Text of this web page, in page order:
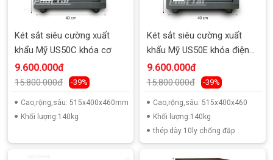
Két sắt siêu cường xuất
khẩu Mỹ US50C khóa cơ
9.600.000đ
15.800.000đ -39%
Cao,rộng,sâu: 515x400x460mm
Khối lượng:140kg
Két sắt siêu cường xuất
khẩu Mỹ US50E khóa điện
tử
9.600.000đ
15.800.000đ -39%
Cao,rộng,sâu: 515x400x460
Khối lượng:140kg
thép dày 10ly chống đập